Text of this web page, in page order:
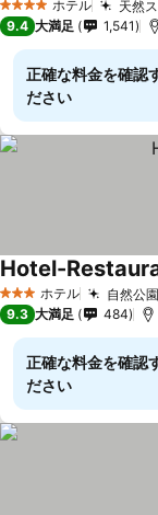
4 ホテルのランク
ホテル
天然
9.4 大満足 1,541
正確な料金を確認
ださい
3 ホテルのランク
ホテル 自然公
Hotel-
9.3 大満足 484
正確な料金を確認
ださい